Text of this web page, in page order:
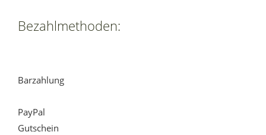
Bezahlmethoden:
Barzahlung
PayPal
Gutschein